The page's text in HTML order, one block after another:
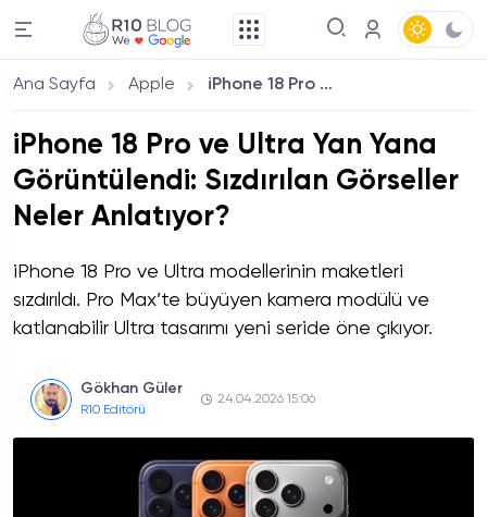
Ana Sayfa Apple iPhone 18 Pro ve Ultra Yan Yana Görüntülendi: Sızdırılan Görseller Neler Anlatıyor?
iPhone 18 Pro ve Ultra Yan Yana
Görüntülendi: Sızdırılan Görseller
Neler Anlatıyor?
iPhone 18 Pro ve Ultra modellerinin maketleri
sızdırıldı. Pro Max’te büyüyen kamera modülü ve
katlanabilir Ultra tasarımı yeni seride öne çıkıyor.
Gökhan Güler
R10 Editörü
24.04.2026 15:06